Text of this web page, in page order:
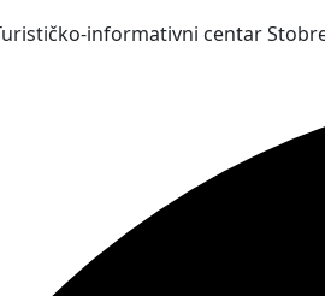
informativni centar